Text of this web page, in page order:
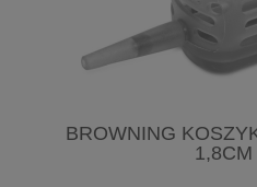
BROWNING
1,8CM